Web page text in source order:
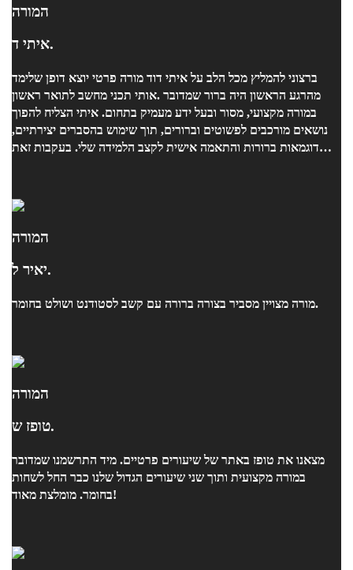
המורה
איתי ד.
אותי תכני מחשב לתואר ראשון. ‎מהרגע הראשון היה ברור שמדובר
במורה מקצועי, מסור ובעל ידע מעמיק בתחום. איתי הצליח להפוך
נושאים מורכבים לפשוטים וברורים, תוך שימוש בהסברים יצירתיים,
דוגמאות ברורות והתאמה אישית לקצב הלמידה שלי. בעקבות זאת
המורה
יאיר ל.
מורה מצויין מסביר בצורה ברורה עם קשב לסטודנט ושולט בחומר.
המורה
טופז ש.
מצאנו את טופז באתר של שיעורים פרטיים. מיד התרשמנו שמדובר
במורה מקצועית ותוך שני שיעורים הגדול שלנו כבר החל לשחות
בחומר. מומלצת מאוד!